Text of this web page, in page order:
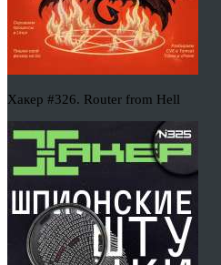
Хакер #326. Router from Hell